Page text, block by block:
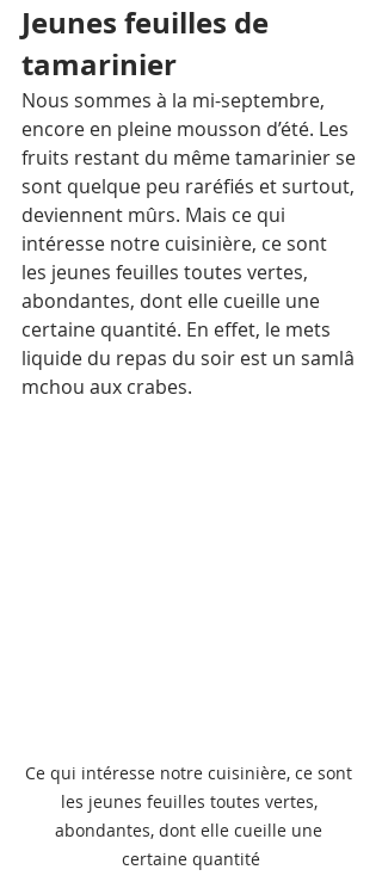
Jeunes feuilles de
tamarinier
Nous sommes à la mi-septembre,
encore en pleine mousson d’été. Les
fruits restant du même tamarinier se
sont quelque peu raréfiés et surtout,
deviennent mûrs. Mais ce qui
intéresse notre cuisinière, ce sont
les jeunes feuilles toutes vertes,
abondantes, dont elle cueille une
certaine quantité. En effet, le mets
liquide du repas du soir est un samlâ
mchou aux crabes.
Ce qui intéresse notre cuisinière, ce sont
les jeunes feuilles toutes vertes,
abondantes, dont elle cueille une
certaine quantité